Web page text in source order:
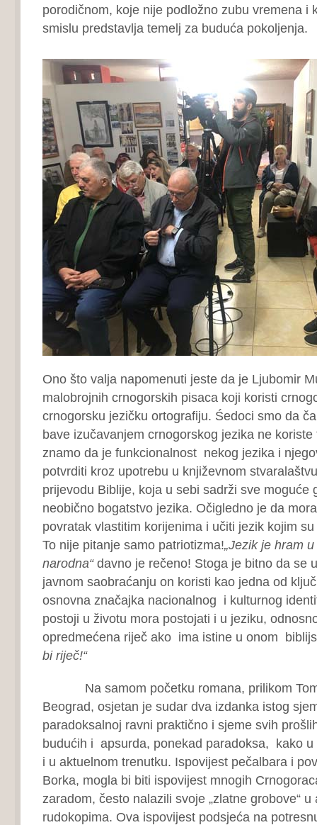
porodičnom, koje nije podložno zubu vremena i
smislu predstavlja temelj za buduća pokoljenja.
Ono što valja napomenuti jeste da je Ljubomir
malobrojnih crnogorskih pisaca koji koristi
crnogorsku jezičku ortografiju. Śedoci smo da
bave izučavanjem crnogorskog jezika ne koriste
znamo da je funkcionalnost nekog jezika i
potvrditi kroz upotrebu u književnom
prijevodu Biblije, koja u sebi sadrži sve moguće
neobično bogatstvo jezika. Očigledno je da
povratak vlastitim korijenima i učiti jezik kojim
To nije pitanje samo patriotizma!„Jezik je hram
narodna“davno je rečeno! Stoga je bitno da se
javnom saobraćanju on koristi kao jedna od
osnovna značajka nacionalnog i kulturnog
postoji u životu mora postojati i u jeziku,
opredmećena riječ ako ima istine u onom
bi riječ!“
Na samom početku romana, prilikom
Beograd, osjetan je sudar dva izdanka istog
paradoksalnoj ravni praktično i sjeme svih
budućih i apsurda, ponekad paradoksa, kako
i u aktuelnom trenutku. Ispovijest pečalbara i
Borka, mogla bi biti ispovijest mnogih
zaradom, često nalazili svoje „zlatne grobove“ u
rudokopima. Ova ispovijest podsjeća na